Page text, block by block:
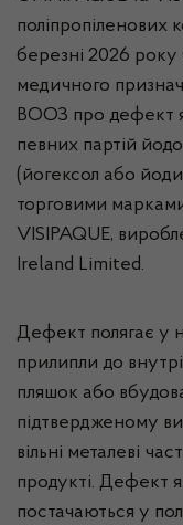
поліпропіленових
березні 2026 року
медичного
ВООЗ про дефект
певних партій
(йогексол або
торговими
VISIPAQUE,
Ireland Limited.
Дефект полягає у
прилипли до
пляшок або
підтвердженому
вільні металеві
продукті. Дефект
постачаються у